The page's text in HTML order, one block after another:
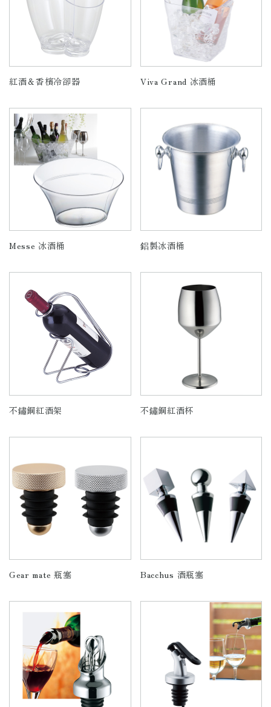
紅酒＆香檳冷卻器 Viva Grand 冰酒桶
Messe 冰酒桶 鋁製冰酒桶
不鏽鋼紅酒架 不鏽鋼紅酒杯
Gear mate 瓶塞 Bacchus 酒瓶塞